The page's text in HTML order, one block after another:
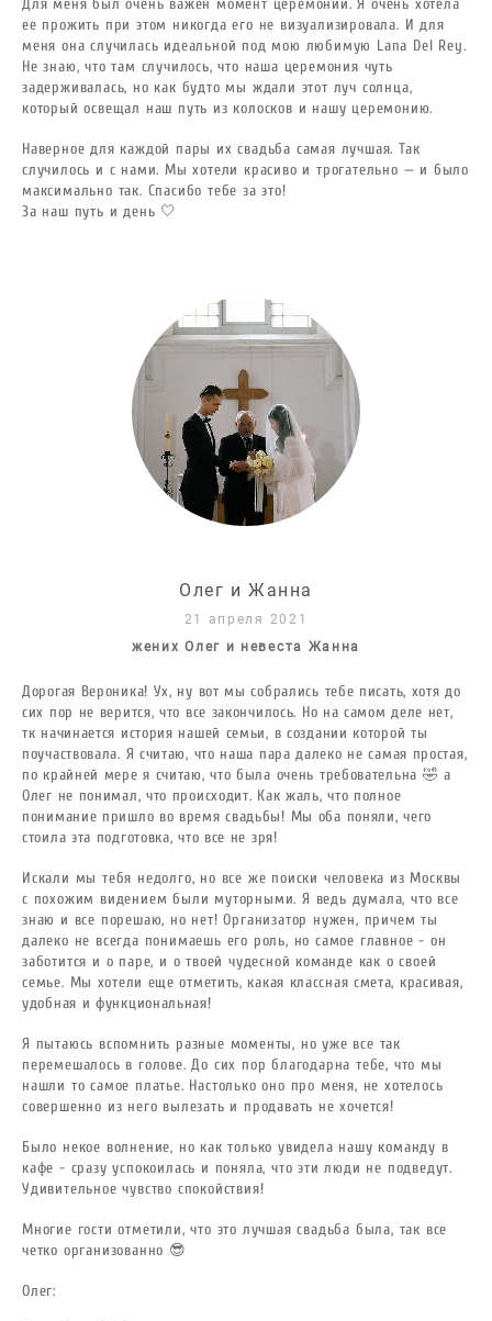
ее прожить при этом никогда его не визуализировала. И для
меня она случилась идеальной под мою любимую Lana Del Rey.
Не знаю, что там случилось, что наша церемония чуть
задерживалась, но как будто мы ждали этот луч солнца,
который освещал наш путь из колосков и нашу церемонию.
Наверное для каждой пары их свадьба самая лучшая. Так
случилось и с нами. Мы хотели красиво и трогательно — и было
максимально так. Спасибо тебе за это!
За наш путь и день 🤍
Олег и Жанна
21 апреля 2021
жених Олег и невеста Жанна
Дорогая Вероника! Ух, ну вот мы собрались тебе писать, хотя до
сих пор не верится, что все закончилось. Но на самом деле нет,
тк начинается история нашей семьи, в создании которой ты
поучаствовала. Я считаю, что наша пара далеко не самая простая,
по крайней мере я считаю, что была очень требовательна 🤣 а
Олег не понимал, что происходит. Как жаль, что полное
понимание пришло во время свадьбы! Мы оба поняли, чего
стоила эта подготовка, что все не зря!
Искали мы тебя недолго, но все же поиски человека из Москвы
с похожим видением были муторными. Я ведь думала, что все
знаю и все порешаю, но нет! Организатор нужен, причем ты
далеко не всегда понимаешь его роль, но самое главное - он
заботится и о паре, и о твоей чудесной команде как о своей
семье. Мы хотели еще отметить, какая классная смета, красивая,
удобная и функциональная!
Я пытаюсь вспомнить разные моменты, но уже все так
перемешалось в голове. До сих пор благодарна тебе, что мы
нашли то самое платье. Настолько оно про меня, не хотелось
совершенно из него вылезать и продавать не хочется!
Было некое волнение, но как только увидела нашу команду в
кафе - сразу успокоилась и поняла, что эти люди не подведут.
Удивительное чувство спокойствия!
Многие гости отметили, что это лучшая свадьба была, так все
четко организованно 😎
Олег: